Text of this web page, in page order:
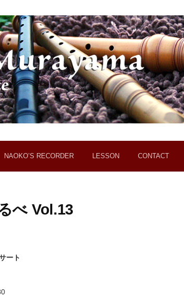
NAOKO’S RECORDER LESSON CONTACT
べ Vol.13
ート